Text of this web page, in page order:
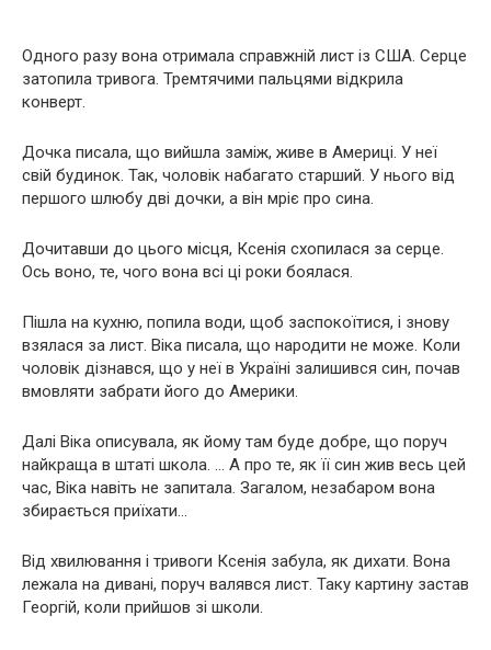
Одного разу вона отримала справжній лист із США. Серце
затопила тривога. Тремтячими пальцями відкрила
конверт.
Дочка писала, що вийшла заміж, живе в Америці. У неї
свій будинок. Так, чоловік набагато старший. У нього від
першого шлюбу дві дочки, а він мріє про сина.
Дочитавши до цього місця, Ксенія схопилася за серце.
Ось воно, те, чого вона всі ці роки боялася.
Пішла на кухню, попила води, щоб заспокоїтися, і знову
взялася за лист. Віка писала, що народити не може. Коли
чоловік дізнався, що у неї в Україні залишився син, почав
вмовляти забрати його до Америки.
Далі Віка описувала, як йому там буде добре, що поруч
найкраща в штаті школа. … А про те, як її син жив весь цей
час, Віка навіть не запитала. Загалом, незабаром вона
збирається приїхати…
Від хвилювання і тривоги Ксенія забула, як дихати. Вона
лежала на дивані, поруч валявся лист. Таку картину застав
Георгій, коли прийшов зі школи.